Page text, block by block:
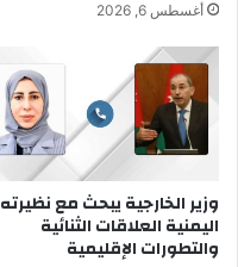
أغسطس 6, 2026
وزير الخارجية يبحث مع نظيرته
اليمنية العلاقات الثنائية
والتطورات الإقليمية